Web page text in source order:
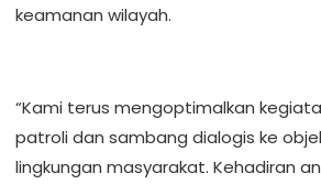
keamanan wilayah.
“Kami terus mengoptimalkan
patroli dan sambang dialogis ke
lingkungan masyarakat. Kehadiran